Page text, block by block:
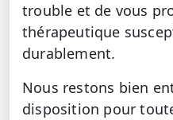
trouble et de vous
thérapeutique
durablement.
Nous restons bien
disposition pour